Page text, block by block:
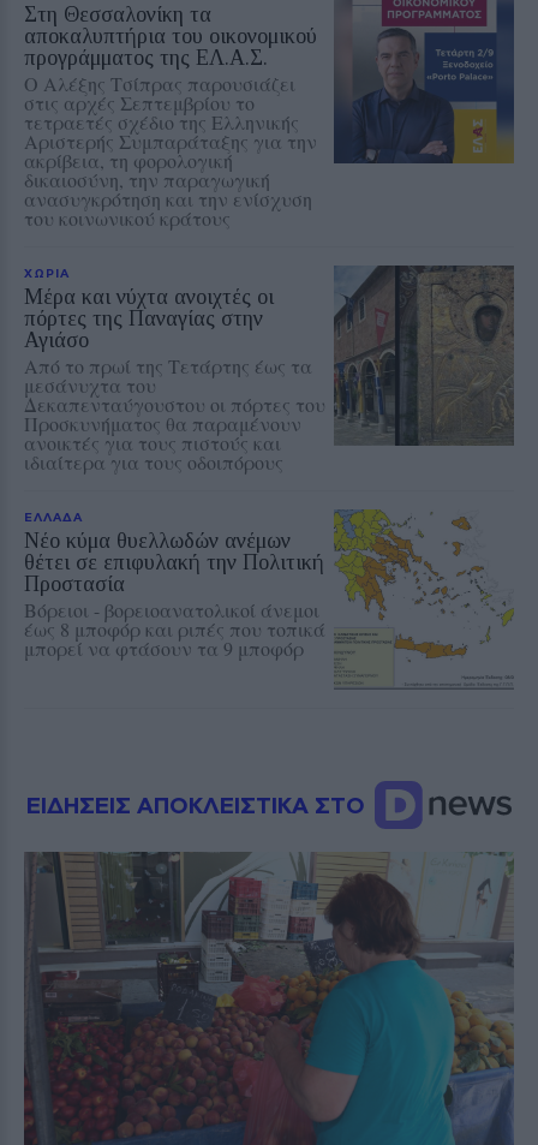
Στη Θεσσαλονίκη τα
αποκαλυπτήρια του οικονομικού
προγράμματος της ΕΛ.Α.Σ.
Ο Αλέξης Τσίπρας παρουσιάζει
στις αρχές Σεπτεμβρίου το
τετραετές σχέδιο της Ελληνικής
Αριστερής Συμπαράταξης για την
ακρίβεια, τη φορολογική
δικαιοσύνη, την παραγωγική
ανασυγκρότηση και την ενίσχυση
του κοινωνικού κράτους
ΧΩΡΙΑ
Μέρα και νύχτα ανοιχτές οι
πόρτες της Παναγίας στην
Αγιάσο
Από το πρωί της Τετάρτης έως τα
μεσάνυχτα του
Δεκαπενταύγουστου οι πόρτες του
Προσκυνήματος θα παραμένουν
ανοικτές για τους πιστούς και
ιδιαίτερα για τους οδοιπόρους
ΕΛΛΑΔΑ
Νέο κύμα θυελλωδών ανέμων
θέτει σε επιφυλακή την Πολιτική
Προστασία
Βόρειοι - βορειοανατολικοί άνεμοι
έως 8 μποφόρ και ριπές που τοπικά
μπορεί να φτάσουν τα 9 μποφόρ
ΕΙΔΗΣΕΙΣ ΑΠΟΚΛΕΙΣΤΙΚΑ ΣΤΟ